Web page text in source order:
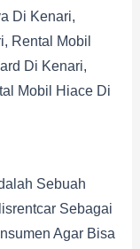
Di Kenari,
Rental Mobil
Di Kenari,
Mobil Hiace Di
Sebuah
Sebagai
Agar Bisa